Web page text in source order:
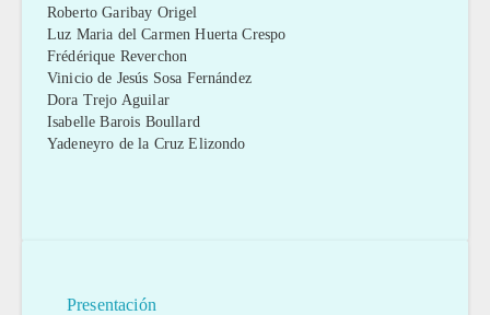
Roberto Garibay Origel
Luz Maria del Carmen Huerta Crespo
Frédérique Reverchon
Vinicio de Jesús Sosa Fernández
Dora Trejo Aguilar
Isabelle Barois Boullard
Yadeneyro de la Cruz Elizondo
Presentación